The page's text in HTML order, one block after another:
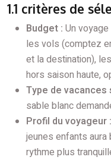
1.1 critères de
Budget : Un
les vols (comptez
et la destination),
hors saison haute,
Type de vacances
sable blanc
Profil du voyageur :
jeunes enfants aura
rythme plus